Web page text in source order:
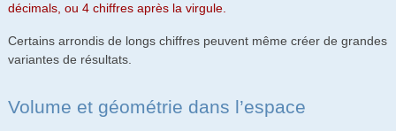
décimals, ou 4 chiffres après la virgule.
Certains arrondis de longs chiffres peuvent même créer de grandes
variantes de résultats.
Volume et géométrie dans l’espace